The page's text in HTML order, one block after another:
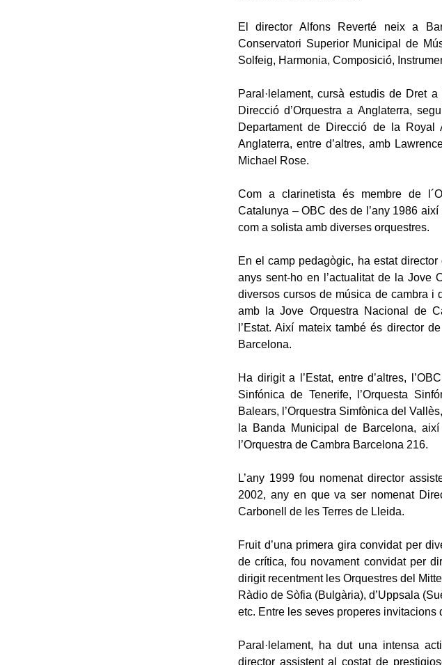
El director Alfons Reverté neix a
Conservatori Superior Municipal de
Solfeig, Harmonia, Composició,
Paral·lelament, cursà estudis de Dret
Direcció d’Orquestra a Anglaterra,
Departament de Direcció de la Royal
Anglaterra, entre d’altres, amb
Michael Rose.
Com a clarinetista és membre de
Catalunya – OBC des de l’any 1986
com a solista amb diverses orquestres.
En el camp pedagògic, ha estat
anys sent-ho en l’actualitat de la Jove
diversos cursos de música de cambra i
amb la Jove Orquestra Nacional de
l’Estat. Així mateix també és director
Barcelona.
Ha dirigit a l’Estat, entre d’altres,
Sinfónica de Tenerife, l’Orquesta
Balears, l’Orquestra Simfònica del
la Banda Municipal de Barcelona,
l’Orquestra de Cambra Barcelona 216.
L’any 1999 fou nomenat director
2002, any en que va ser nomenat
Carbonell de les Terres de Lleida.
Fruit d’una primera gira convidat per
de crítica, fou novament convidat per
dirigit recentment les Orquestres del
Ràdio de Sòfia (Bulgària), d’Uppsala
etc. Entre les seves properes
Paral·lelament, ha dut una intensa
director assistent al costat de